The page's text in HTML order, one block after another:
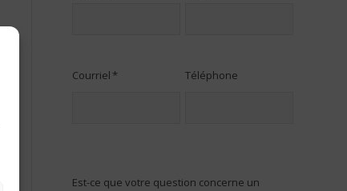
Courriel * Téléphone
Est-ce que votre question concerne un